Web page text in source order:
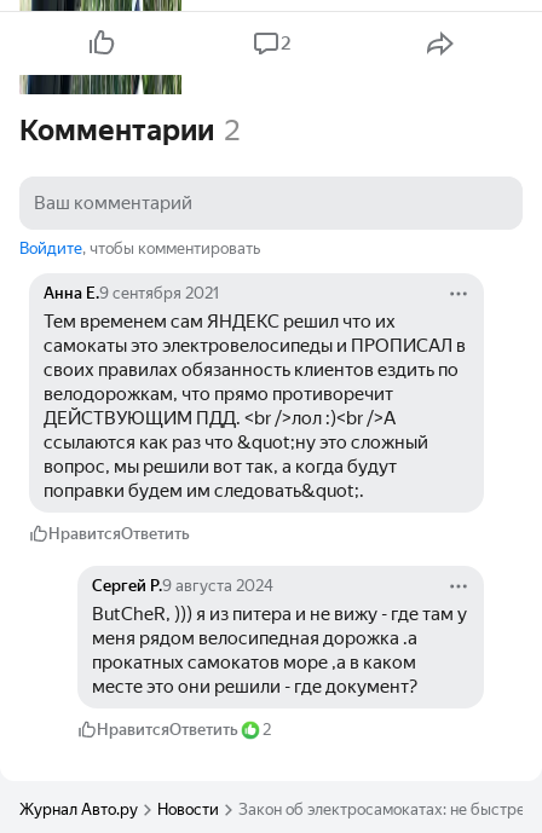
2
Комментарии 2
Войдите, чтобы комментировать
Анна Е.9 сентября 2021
Тем временем сам ЯНДЕКС решил что их
самокаты это электровелосипеды и ПРОПИСАЛ в
своих правилах обязанность клиентов ездить по
велодорожкам, что прямо противоречит
ДЕЙСТВУЮЩИМ ПДД. <br />лол :)<br />А
ссылаются как раз что &quot;ну это сложный
вопрос, мы решили вот так, а когда будут
поправки будем им следовать&quot;.
НравитсяОтветить
Сергей Р.9 августа 2024
ButCheR, ))) я из питера и не вижу - где там у
меня рядом велосипедная дорожка .а
прокатных самокатов море ,а в каком
месте это они решили - где документ?
НравитсяОтветить 2
Журнал Авто.ру Новости Закон об электросамокатах: не быстрее